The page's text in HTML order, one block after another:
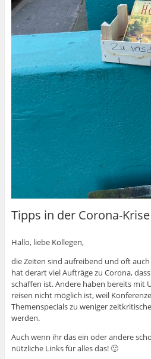
Tipps in der Corona-Krise
Hallo, liebe Kollegen,
die Zeiten sind aufreibend und oft
hat derart viel Aufträge zu Corona,
schaffen ist. Andere haben bereits mit
reisen nicht möglich ist, weil
Themenspecials zu weniger
werden.
Auch wenn ihr das ein oder andere
nützliche Links für alles das! 🙂